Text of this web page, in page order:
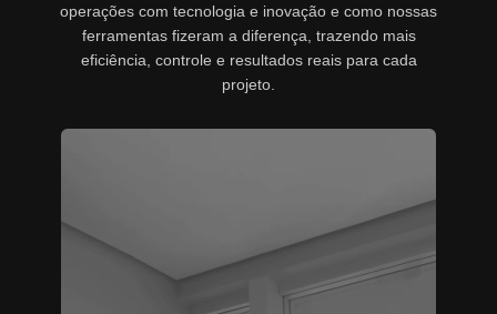
operações com tecnologia e inovação e como nossas
ferramentas fizeram a diferença, trazendo mais
eficiência, controle e resultados reais para cada
projeto.